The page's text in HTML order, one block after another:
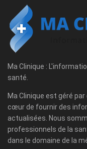
Ma Clinique :
santé.
Ma Clinique est géré
cœur de fournir des
actualisées. Nous
professionnels de la
dans le domaine de la